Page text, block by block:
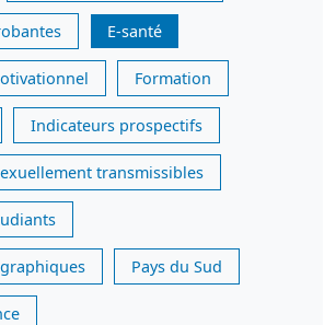
E-santé
Formation
Indicateurs prospectifs
transmissibles
Pays du Sud